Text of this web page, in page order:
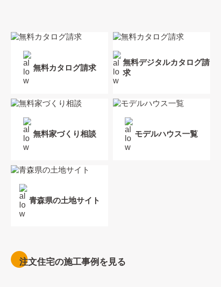
無料カタログ請求
無料デジタルカタログ請
求
無料家づくり相談 モデルハウス一覧
青森県の土地サイト
注文住宅の施工事例を見る